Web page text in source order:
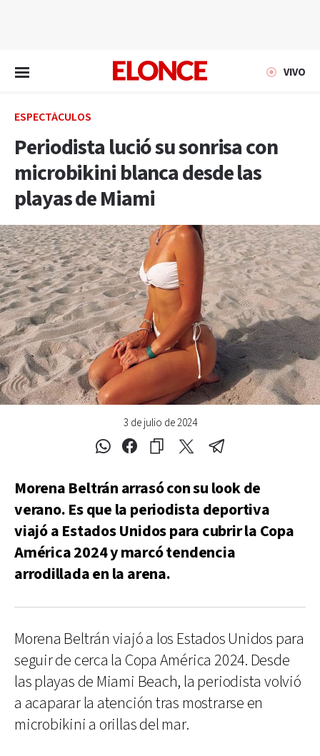
VIVO
ESPECTÁCULOS
Periodista lució su sonrisa con
microbikini blanca desde las
playas de Miami
3 de julio de 2024
Morena Beltrán arrasó con su look de
verano. Es que la periodista deportiva
viajó a Estados Unidos para cubrir la Copa
América 2024 y marcó tendencia
arrodillada en la arena.
Morena Beltrán viajó a los Estados Unidos para
seguir de cerca la Copa América 2024. Desde
las playas de Miami Beach, la periodista volvió
a acaparar la atención tras mostrarse en
microbikini a orillas del mar.